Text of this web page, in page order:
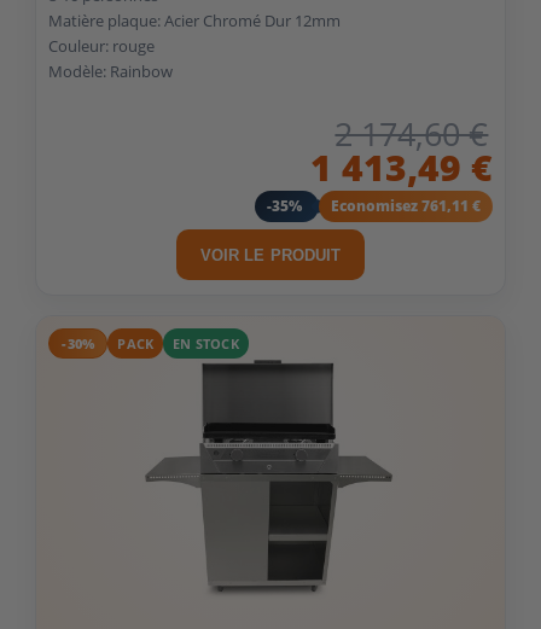
Matière plaque: Acier Chromé Dur 12mm
Couleur: rouge
Modèle: Rainbow
2 174,60 €
1 413,49 €
-35% Economisez 761,11 €
VOIR LE PRODUIT
-30% PACK EN STOCK